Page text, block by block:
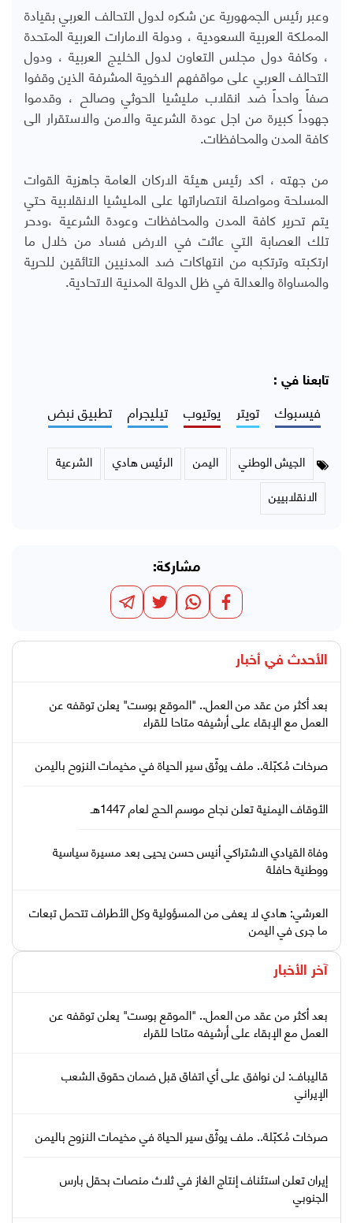
وعبر رئيس الجمهورية عن شكره لدول التحالف العربي بقيادة
المملكة العربية السعودية ، ودولة الامارات العربية المتحدة
، وكافة دول مجلس التعاون لدول الخليج العربية ، ودول
التحالف العربي على مواقفهم الاخوية المشرفة الذين وقفوا
صفاً واحداً ضد انقلاب مليشيا الحوثي وصالح ، وقدموا
جهوداً كبيرة من اجل عودة الشرعية والامن والاستقرار الى
كافة المدن والمحافظات.
من جهته ، اكد رئيس هيئة الاركان العامة جاهزية القوات
المسلحة ومواصلة انتصاراتها على المليشيا الانقلابية حتي
يتم تحرير كافة المدن والمحافظات وعودة الشرعية ،ودحر
تلك العصابة التي عاثت في الارض فساد من خلال ما
ارتكبته وترتكبه من انتهاكات ضد المدنيين التائقين للحرية
والمساواة والعدالة في ظل الدولة المدنية الاتحادية.
تابعنا في :
فيسبوك تويتر يوتيوب تيليجرام تطبيق نبض
الجيش الوطني اليمن الرئيس هادي
الشرعية
الانقلابيين
مشاركة:
الأحدث في أخبار
بعد أكثر من عقد من العمل.. "الموقع بوست" يعلن توقفه عن
العمل مع الإبقاء على أرشيفه متاحا للقراء
صرخات مُكبّلة.. ملف يوثّق سير الحياة في مخيمات النزوح باليمن
الأوقاف اليمنية تعلن نجاح موسم الحج لعام 1447هـ
وفاة القيادي الاشتراكي أنيس حسن يحيى بعد مسيرة سياسية
ووطنية حافلة
العرشي: هادي لا يعفى من المسؤولية وكل الأطراف تتحمل تبعات
ما جرى في اليمن
آخر الأخبار
بعد أكثر من عقد من العمل.. "الموقع بوست" يعلن توقفه عن
العمل مع الإبقاء على أرشيفه متاحا للقراء
قاليباف: لن نوافق على أي اتفاق قبل ضمان حقوق الشعب
الإيراني
صرخات مُكبّلة.. ملف يوثّق سير الحياة في مخيمات النزوح باليمن
إيران تعلن استئناف إنتاج الغاز في ثلاث منصات بحقل بارس
الجنوبي